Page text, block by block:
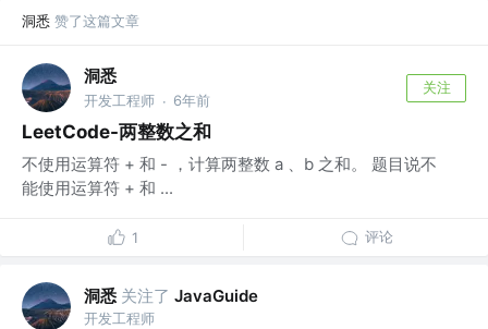
洞悉 赞了这篇文章
洞悉
开发工程师 · 6年前
关注
LeetCode-两整数之和
不使用运算符 + 和 - ，计算两整数 a 、b 之和。 题目说不
能使用运算符 + 和 ...
1 评论
洞悉 关注了 JavaGuide
开发工程师